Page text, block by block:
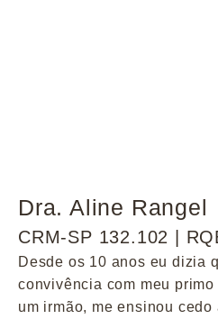
Dra. Aline Rangel
CRM-SP 132.102 |
Desde os 10 anos eu dizia
convivência com meu
um irmão, me ensinou